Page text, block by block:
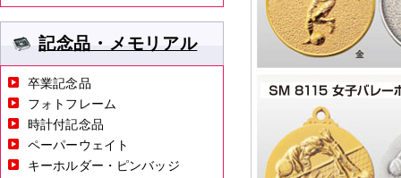
記念品・メモリアル
卒業記念品
フォトフレーム
時計付記念品
ペーパーウェイト
キーホルダー・ピンバッジ